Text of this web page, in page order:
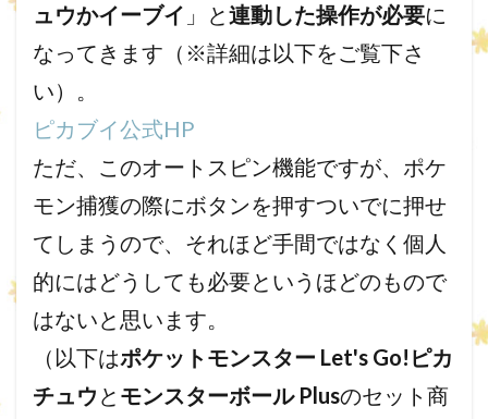
ュウかイーブイ 」と連動した操作が必要に
なってきます（※詳細は以下をご覧下さ
い）。
ピカブイ公式HP
ただ、このオートスピン機能ですが、ポケ
モン捕獲の際にボタンを押すついでに押せ
てしまうので、それほど手間ではなく個人
的にはどうしても必要というほどのもので
はないと思います。
（以下はポケットモンスター Let's Go!ピカ
チュウ と モンスターボール Plusのセット商